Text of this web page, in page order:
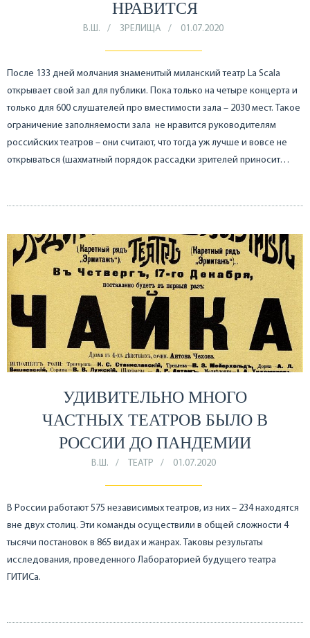
НРАВИТСЯ
В.Ш. ЗРЕЛИЩА 01.07.2020
После 133 дней молчания знаменитый миланский театр La Scala
открывает свой зал для публики. Пока только на четыре концерта и
только для 600 слушателей про вместимости зала – 2030 мест. Такое
ограничение заполняемости зала не нравится руководителям
российских театров – они считают, что тогда уж лучше и вовсе не
открываться (шахматный порядок рассадки зрителей приносит…
УДИВИТЕЛЬНО МНОГО
ЧАСТНЫХ ТЕАТРОВ БЫЛО В
РОССИИ ДО ПАНДЕМИИ
В.Ш. ТЕАТР 01.07.2020
В России работают 575 независимых театров, из них – 234 находятся
вне двух столиц. Эти команды осуществили в общей сложности 4
тысячи постановок в 865 видах и жанрах. Таковы результаты
исследования, проведенного Лабораторией будущего театра
ГИТИСа.